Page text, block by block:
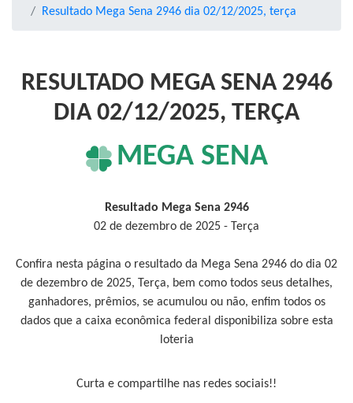
Resultado Mega Sena 2946 dia 02/12/2025, terça
RESULTADO MEGA SENA 2946
DIA 02/12/2025, TERÇA
MEGA SENA
Resultado Mega Sena 2946
02 de dezembro de 2025 - Terça
Confira nesta página o resultado da Mega Sena 2946 do dia 02
de dezembro de 2025, Terça, bem como todos seus detalhes,
ganhadores, prêmios, se acumulou ou não, enfim todos os
dados que a caixa econômica federal disponibiliza sobre esta
loteria
Curta e compartilhe nas redes sociais!!